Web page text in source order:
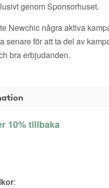
genom Sponsorhuset.
Newchic några aktiva
senare för att ta del av
bra erbjudanden.
10% tillbaka
: